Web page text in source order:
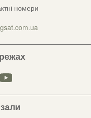
номери